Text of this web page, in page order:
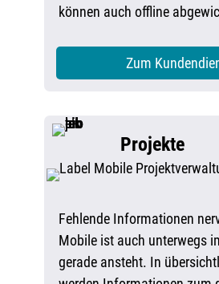
können auch offline
Zum
Projekte
Fehlende Informationen
Mobile ist auch unterwegs
gerade ansteht. In